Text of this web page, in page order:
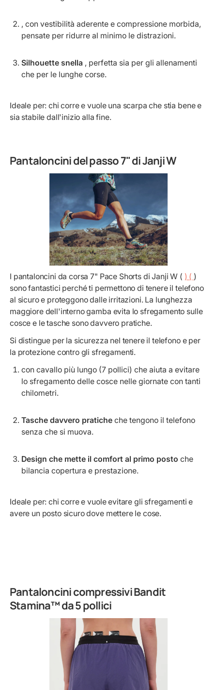
, con vestibilità aderente e compressione morbida,
pensate per ridurre al minimo le distrazioni.
Silhouette snella , perfetta sia per gli allenamenti
che per le lunghe corse.
Ideale per: chi corre e vuole una scarpa che stia bene e
sia stabile dall'inizio alla fine.
Pantaloncini del passo 7" di Janji W
I pantaloncini da corsa 7" Pace Shorts di Janji W ( ) ( )
sono fantastici perché ti permettono di tenere il telefono
al sicuro e proteggono dalle irritazioni. La lunghezza
maggiore dell'interno gamba evita lo sfregamento sulle
cosce e le tasche sono davvero pratiche.
Si distingue per la sicurezza nel tenere il telefono e per
la protezione contro gli sfregamenti.
con cavallo più lungo (7 pollici) che aiuta a evitare
lo sfregamento delle cosce nelle giornate con tanti
chilometri.
Tasche davvero pratiche che tengono il telefono
senza che si muova.
Design che mette il comfort al primo posto che
bilancia copertura e prestazione.
Ideale per: chi corre e vuole evitare gli sfregamenti e
avere un posto sicuro dove mettere le cose.
Pantaloncini compressivi Bandit
Stamina™ da 5 pollici